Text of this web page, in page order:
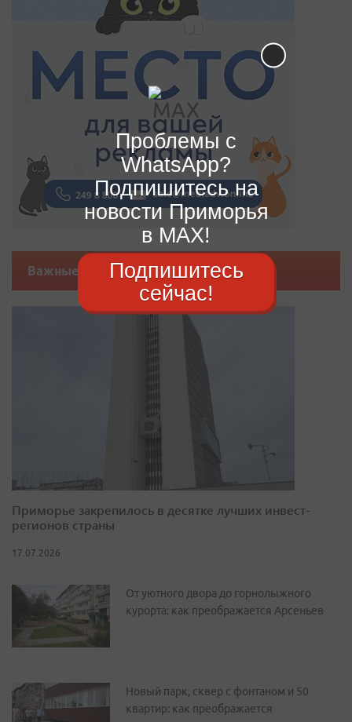
Важные новости
Приморье закрепилось в десятке лучших инвест-
регионов страны
17.07.2026
От уютного двора до горнолыжного
курорта: как преображается Арсеньев
Новый парк, сквер с фонтаном и 50
квартир: как преображается
Проблемы с
WhatsApp?
Подпишитесь на
новости Приморья
в MAX!
Подпишитесь
сейчас!